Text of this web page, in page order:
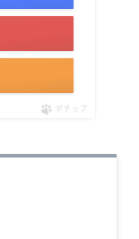
ポチップ